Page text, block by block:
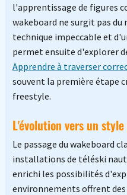
l'apprentissage de figures
wakeboard ne surgit pas
technique impeccable et
permet ensuite d'explorer
Apprendre à traverser
souvent la première étape
freestyle.
L'évolution vers un
Le passage du wakeboard
installations de téléski
enrichi les possibilités
environnements offrent